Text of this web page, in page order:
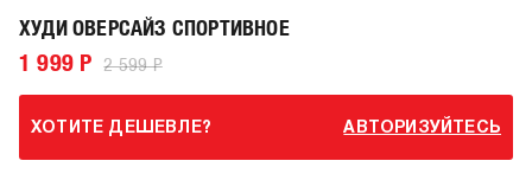
ХУДИ ОВЕРСАЙЗ СПОРТИВНОЕ
1 999 Р 2 599 Р
ХОТИТЕ ДЕШЕВЛЕ? АВТОРИЗУЙТЕСЬ